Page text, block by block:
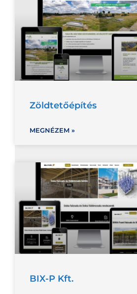
Zöldtetőépítés
MEGNÉZEM »
BIX-P Kft.